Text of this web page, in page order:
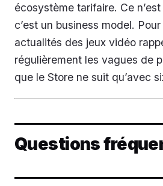
écosystème tarifaire. Ce
c’est un business model.
actualités des jeux vidéo
régulièrement les vagues de
que le Store ne suit qu’avec
Questions